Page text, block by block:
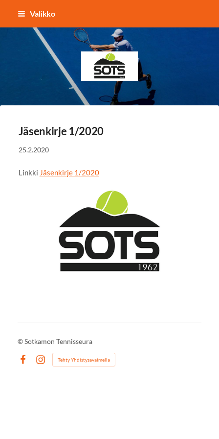
Siirry
sisältöön
Valikko
Sotkamon Tennisseura
Jäsenkirje 1/2020
25.2.2020
Linkki Jäsenkirje 1/2020
©Sotkamon Tennisseura
Instagram
Tehty Yhdistysavaimella